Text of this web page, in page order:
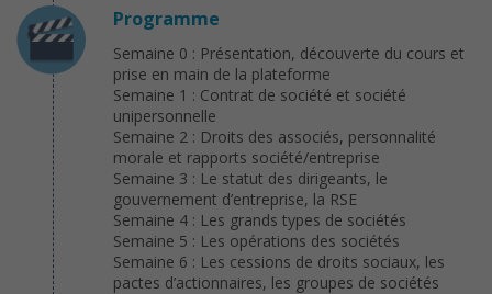
Programme
Semaine 0 : Présentation, découverte du cours et
prise en main de la plateforme
Semaine 1 : Contrat de société et société
unipersonnelle
Semaine 2 : Droits des associés, personnalité
morale et rapports société/entreprise
Semaine 3 : Le statut des dirigeants, le
gouvernement d’entreprise, la RSE
Semaine 4 : Les grands types de sociétés
Semaine 5 : Les opérations des sociétés
Semaine 6 : Les cessions de droits sociaux, les
pactes d’actionnaires, les groupes de sociétés